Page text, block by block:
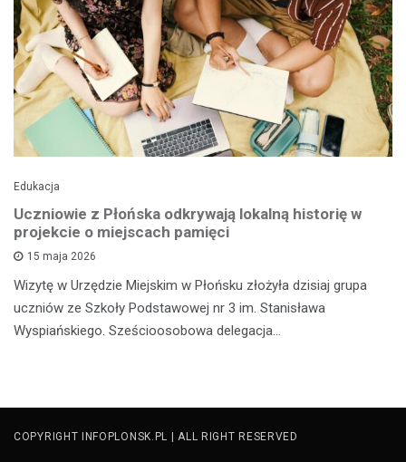
Edukacja
Uczniowie z Płońska odkrywają lokalną historię w
projekcie o miejscach pamięci
15 maja 2026
Wizytę w Urzędzie Miejskim w Płońsku złożyła dzisiaj grupa
uczniów ze Szkoły Podstawowej nr 3 im. Stanisława
Wyspiańskiego. Sześcioosobowa delegacja…
COPYRIGHT INFOPLONSK.PL | ALL RIGHT RESERVED